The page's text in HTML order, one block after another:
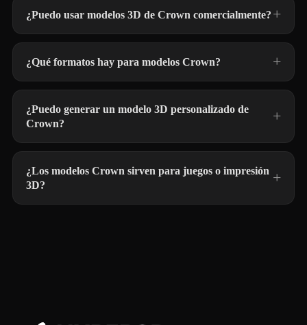
¿Puedo usar modelos 3D de Crown comercialmente?
¿Qué formatos hay para modelos Crown?
¿Puedo generar un modelo 3D personalizado de
Crown?
¿Los modelos Crown sirven para juegos o impresión
3D?